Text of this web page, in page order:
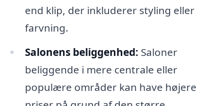
end klip, der inkluderer styling eller
farvning.
Salonens beliggenhed: Saloner
beliggende i mere centrale eller
populære områder kan have højere